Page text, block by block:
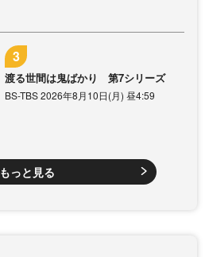
渡る世間は鬼ばかり 第7シリーズ
BS-TBS 2026年8月10日(月) 昼4:59
もっと見る